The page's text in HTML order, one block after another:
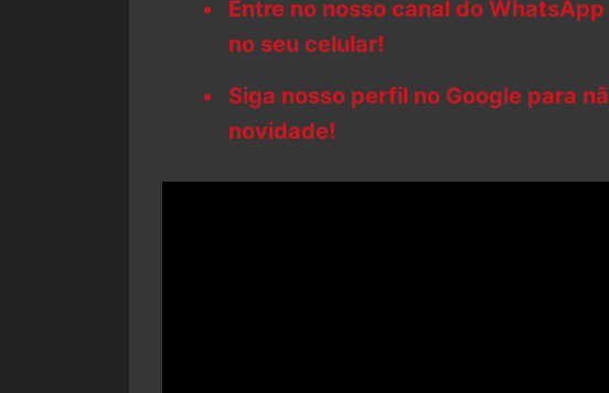
Entre no nosso canal do
no seu celular!
Siga nosso perfil no Google para
novidade!